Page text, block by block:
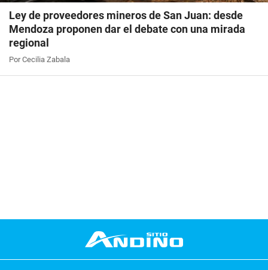
Ley de proveedores mineros de San Juan: desde
Mendoza proponen dar el debate con una mirada
regional
Por Cecilia Zabala